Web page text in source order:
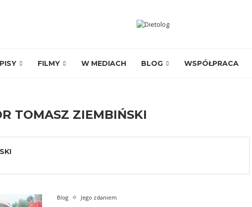
FILMY W MEDIACH BLOG WSPÓŁPRACA
TOMASZ ZIEMBIŃSKI
Blog Jego zdaniem